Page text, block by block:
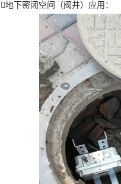
地下密闭空间（阀井）应用：